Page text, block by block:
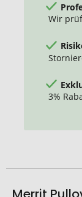
Wir
3%